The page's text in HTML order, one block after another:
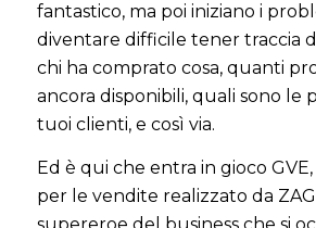
fantastico, ma poi iniziano i
diventare difficile tener traccia
chi ha comprato cosa, quanti
ancora disponibili, quali sono le
tuoi clienti, e così via.
Ed è qui che entra in gioco
per le vendite realizzato da